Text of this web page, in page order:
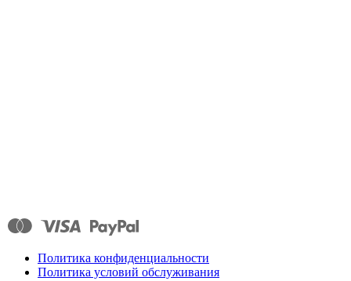
Политика конфиденциальности
Политика условий обслуживания